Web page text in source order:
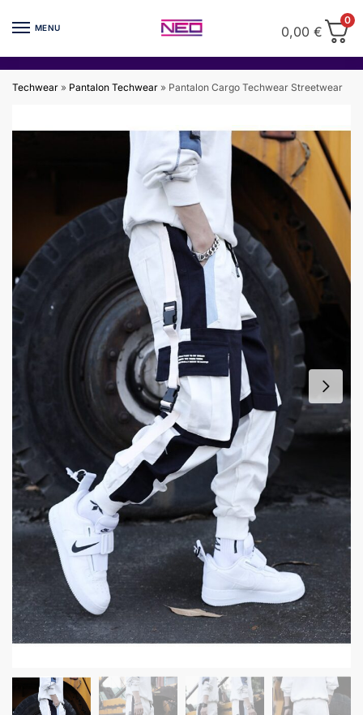
MENU
0
0,00 €
Techwear » Pantalon Techwear » Pantalon Cargo Techwear Streetwear